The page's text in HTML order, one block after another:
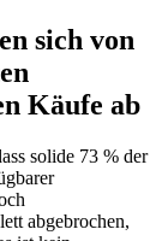
sich von
Käufe ab
solide 73 % der
abgebrochen,